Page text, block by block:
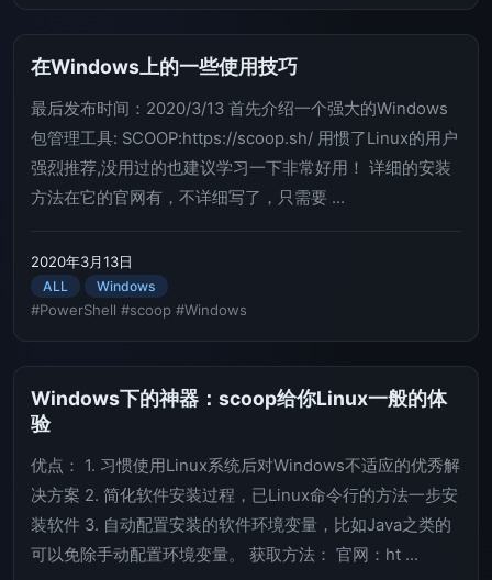
在Windows上的一些使用技巧
最后发布时间：2020/3/13 首先介绍一个强大的Windows
包管理工具: SCOOP:https://scoop.sh/ 用惯了Linux的用户
强烈推荐,没用过的也建议学习一下非常好用！ 详细的安装
方法在它的官网有，不详细写了，只需要 ...
2020年3月13日
ALL Windows
#PowerShell #scoop #Windows
Windows下的神器：scoop给你Linux一般的体
验
优点： 1. 习惯使用Linux系统后对Windows不适应的优秀解
决方案 2. 简化软件安装过程，已Linux命令行的方法一步安
装软件 3. 自动配置安装的软件环境变量，比如Java之类的
可以免除手动配置环境变量。 获取方法： 官网：ht ...